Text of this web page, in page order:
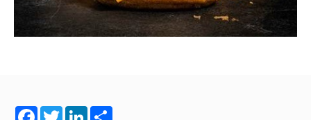
Facebook
TwitterLinkedIn